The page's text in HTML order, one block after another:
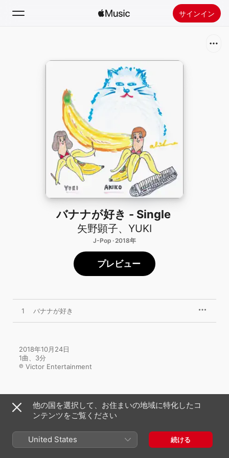
サインイン
新着おすすめ
Apple Musicをインストール
バナナが好き - Single
矢野顕子、 YUKI
J-Pop · 2018年
プレビュー
1 バナナが好き
2018年10月24日
1曲、3分
℗ Victor Entertainment
他の国を選択して、お住まいの地域に特化したコ
ンテンツをご覧ください
United States 続ける